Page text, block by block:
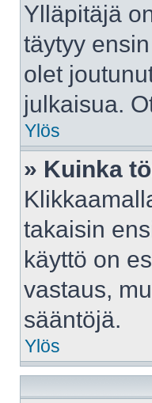
Ylläpitäjä
täytyy
olet
julkaisua.
Ylös
» Kuinka
takaisin
käyttö on
vastaus,
sääntöjä.
Ylös